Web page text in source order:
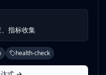
指标收集
health-check